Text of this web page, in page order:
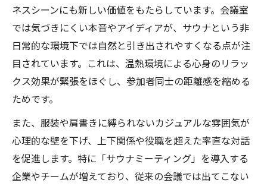
ネスシーンにも新しい価値をもたらしています。会議室
では気づきにくい本音やアイディアが、サウナという非
日常的な環境下では自然と引き出されやすくなる点が注
目されています。これは、温熱環境による心身のリラッ
クス効果が緊張をほぐし、参加者同士の距離感を縮める
ためです。
また、服装や肩書きに縛られないカジュアルな雰囲気が
心理的な壁を下げ、上下関係や役職を超えた率直な対話
を促進します。特に「サウナミーティング」を導入する
企業やチームが増えており、従来の会議では出てこない